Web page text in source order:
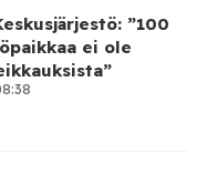
”100
ei ole